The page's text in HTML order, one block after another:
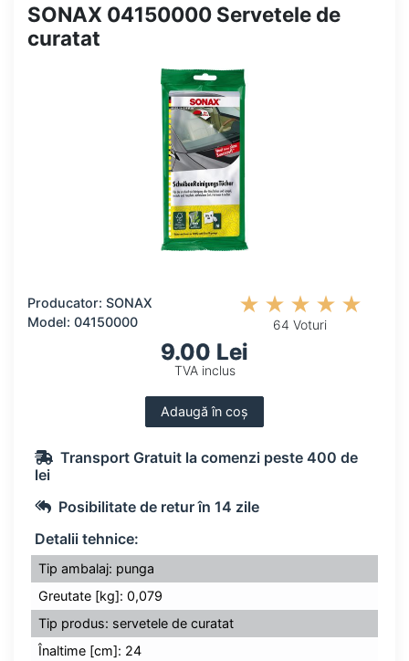
SONAX 04150000 Servetele de
curatat
Producator: SONAX
Model: 04150000
64 Voturi
9.00 Lei
TVA inclus
Adaugă în coș
Transport Gratuit la comenzi peste 400 de
lei
Posibilitate de retur în 14 zile
Detalii tehnice:
Tip ambalaj: punga
Greutate [kg]: 0,079
Tip produs: servetele de curatat
Înaltime [cm]: 24